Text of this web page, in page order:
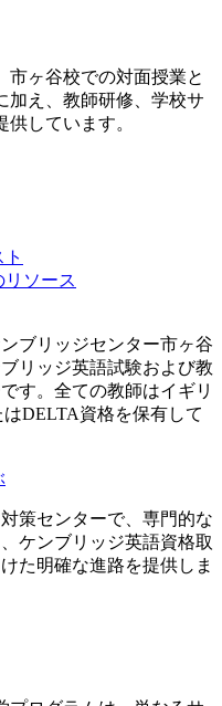
市ヶ谷校での対面授業と
加え、教師研修、学校サ
しています。
ソース
ブリッジセンター市ヶ谷
リッジ英語試験および教
す。全ての教師はイギリ
DELTA資格を保有して
策センターで、専門的な
ケンブリッジ英語資格取
た明確な進路を提供しま